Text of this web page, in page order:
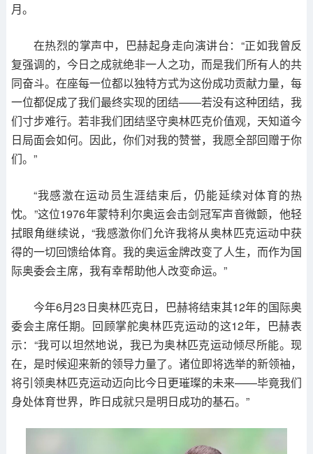
月。
在热烈的掌声中，巴赫起身走向演讲台：“正如我曾反
复强调的，今日之成就绝非一人之功，而是我们所有人的共
同奋斗。在座每一位都以独特方式为这份成功贡献力量，每
一位都促成了我们最终实现的团结——若没有这种团结，我
们寸步难行。若非我们团结坚守奥林匹克价值观，天知道今
日局面会如何。因此，你们对我的赞誉，我愿全部回赠于你
们。”
“我感激在运动员生涯结束后，仍能延续对体育的热
忱。”这位1976年蒙特利尔奥运会击剑冠军声音微颤，他轻
拭眼角继续说，“我感激你们允许我将从奥林匹克运动中获
得的一切回馈给体育。我的奥运金牌改变了人生，而作为国
际奥委会主席，我有幸帮助他人改变命运。”
今年6月23日奥林匹克日，巴赫将结束其12年的国际奥
委会主席任期。回顾掌舵奥林匹克运动的这12年，巴赫表
示：“我可以坦然地说，我已为奥林匹克运动倾尽所能。现
在，是时候迎来新的领导力量了。诸位即将选举的新领袖，
将引领奥林匹克运动迈向比今日更璀璨的未来——毕竟我们
身处体育世界，昨日成就只是明日成功的基石。”